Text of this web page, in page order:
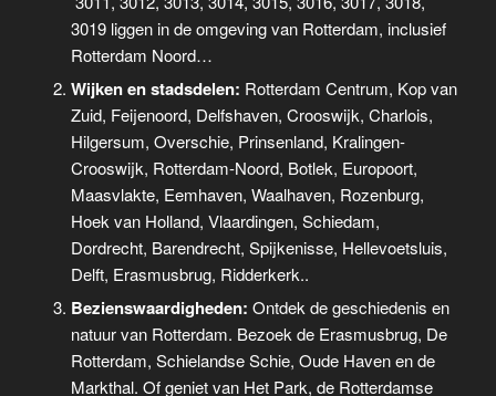
3019 liggen in de omgeving van Rotterdam, inclusief
Rotterdam Noord…
Wijken en stadsdelen: Rotterdam Centrum, Kop van
Zuid, Feijenoord, Delfshaven, Crooswijk, Charlois,
Hilgersum, Overschie, Prinsenland, Kralingen-
Crooswijk, Rotterdam-Noord, Botlek, Europoort,
Maasvlakte, Eemhaven, Waalhaven, Rozenburg,
Hoek van Holland, Vlaardingen, Schiedam,
Dordrecht, Barendrecht, Spijkenisse, Hellevoetsluis,
Delft, Erasmusbrug, Ridderkerk..
Bezienswaardigheden: Ontdek de geschiedenis en
natuur van Rotterdam. Bezoek de Erasmusbrug, De
Rotterdam, Schielandse Schie, Oude Haven en de
Markthal. Of geniet van Het Park, de Rotterdamse